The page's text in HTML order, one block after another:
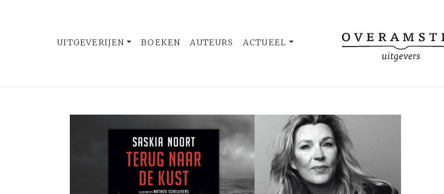
UITGEVERIJEN BOEKEN AUTEURS ACTUEEL